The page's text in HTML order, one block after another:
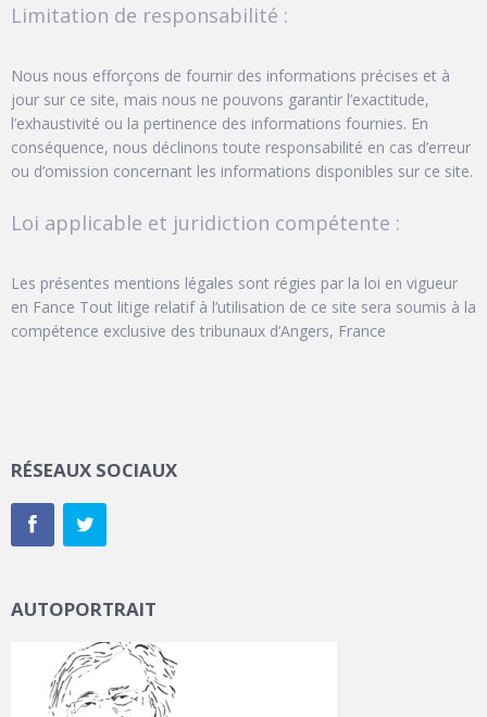
Limitation de responsabilité :
Nous nous efforçons de fournir des informations précises et à
jour sur ce site, mais nous ne pouvons garantir l’exactitude,
l’exhaustivité ou la pertinence des informations fournies. En
conséquence, nous déclinons toute responsabilité en cas d’erreur
ou d’omission concernant les informations disponibles sur ce site.
Loi applicable et juridiction compétente :
Les présentes mentions légales sont régies par la loi en vigueur
en Fance Tout litige relatif à l’utilisation de ce site sera soumis à la
compétence exclusive des tribunaux d’Angers, France
RÉSEAUX SOCIAUX
AUTOPORTRAIT